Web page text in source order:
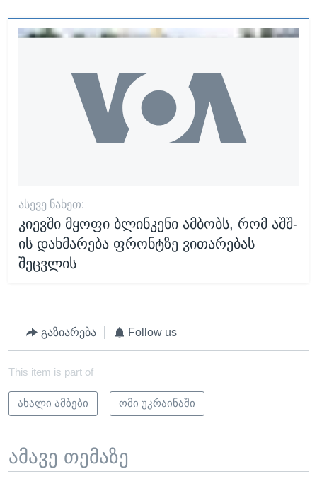
ᲐᲡᲔᲕᲔ ᲜᲐᲮᲔᲗ:
კიევში მყოფი ბლინკენი ამბობს, რომ აშშ-
ის დახმარება ფრონტზე ვითარებას
შეცვლის
გაზიარება Follow us
This item is part of
ახალი ამბები ომი უკრაინაში
ამავე თემაზე